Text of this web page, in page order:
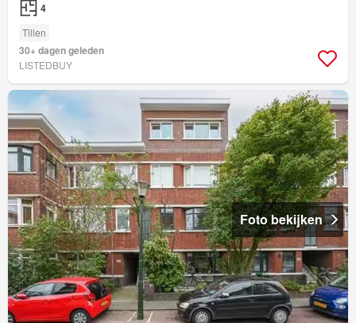
4
Tillen
30+ dagen geleden
LISTEDBUY
Foto bekijken